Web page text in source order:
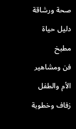
صحة ورشاقة
دليل حياة
مطبخ
فن ومشاهير
الأم والطفل
زفاف وخطوبة